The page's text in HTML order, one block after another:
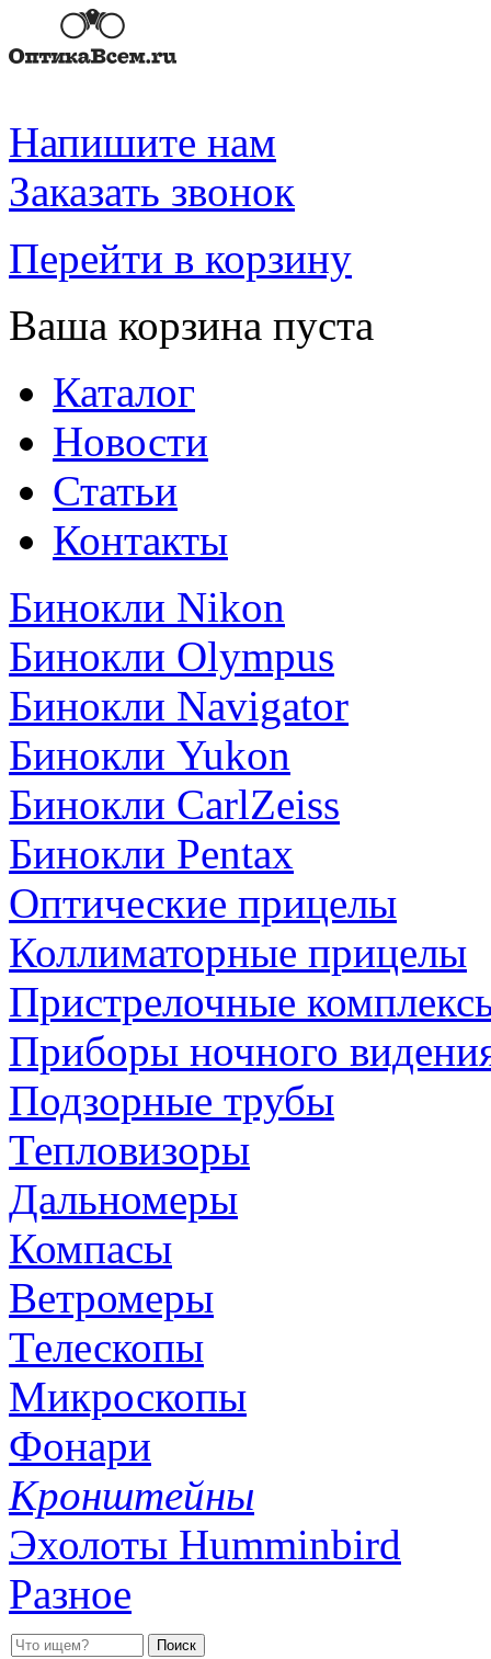
Напишите нам
Заказать звонок
Перейти в корзину
Ваша корзина пуста
Каталог
Новости
Статьи
Контакты
Бинокли Nikon
Бинокли Olympus
Бинокли Navigator
Бинокли Yukon
Бинокли CarlZeiss
Бинокли Pentax
Оптические прицелы
Коллиматорные прицелы
Пристрелочные
Приборы ночного
Подзорные трубы
Тепловизоры
Дальномеры
Компасы
Ветромеры
Телескопы
Микроскопы
Фонари
Кронштейны
Эхолоты Humminbird
Разное